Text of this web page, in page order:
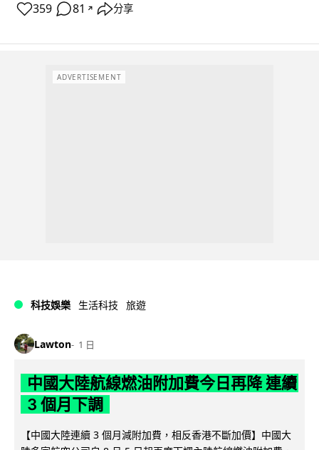
359 81 ↗ 分享
ADVERTISEMENT
科技娛樂 生活科技 旅遊
Lawton 1 日
中國大陸航線燃油附加費今日再降 連續
3 個月下調
【中國大陸連續 3 個月減附加費，相反香港不斷加價】中國大